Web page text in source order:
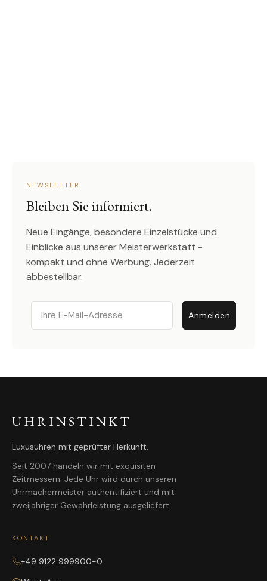
NEWSLETTER
Bleiben Sie informiert.
Neue Eingänge, besondere Einzelstücke und
Einblicke aus unserer Meisterwerkstatt -
kompakt und ohne Werbung. Jederzeit
abbestellbar.
Email
Anmelden
UHRINSTINKT
Luxusuhren mit geprüfter Herkunft.
Seit 2007 handeln wir mit exquisiten
Zeitmessern. Jede Uhr wird durch unseren
Uhrmachermeister authentifiziert und mit
zweijähriger Gewährleistung ausgeliefert.
KONTAKT
+49 9122 999900-0